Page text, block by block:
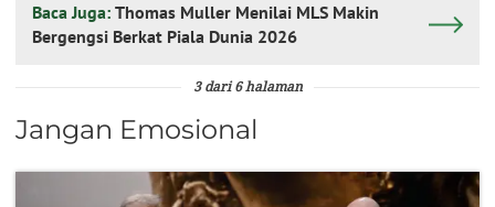
Baca Juga: Thomas Muller Menilai MLS Makin
Bergengsi Berkat Piala Dunia 2026
3 dari 6 halaman
Jangan Emosional